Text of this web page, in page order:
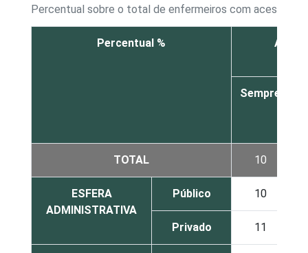
Percentual sobre o total de enfermeiros com acesso a
Percentual %
Sempre
TOTAL 10
ESFERA
ADMINISTRATIVA
Público 10
Privado 11